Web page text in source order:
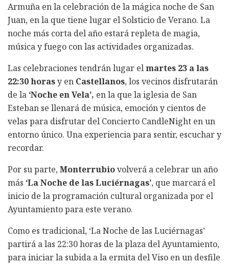
Armuña en la celebración de la mágica noche de San
Juan, en la que tiene lugar el Solsticio de Verano. La
noche más corta del año estará repleta de magia,
música y fuego con las actividades organizadas.
Las celebraciones tendrán lugar elmartes 23 a las
22:30 horasy en Castellanos, los vecinos disfrutarán
de la ‘Noche en Vela’, en la que la iglesia de San
Esteban se llenará de música, emoción y cientos de
velas para disfrutar del Concierto CandleNight en un
entorno único. Una experiencia para sentir, escuchar y
recordar.
Por su parte,Monterrubiovolverá a celebrar un año
más ‘La Noche de las Luciérnagas’, que marcará el
inicio de la programación cultural organizada por el
Ayuntamiento para este verano.
Como es tradicional, ‘La Noche de las Luciérnagas’
partirá a las 22:30 horas de la plaza del Ayuntamiento,
para iniciar la subida a la ermita del Viso en un desfile